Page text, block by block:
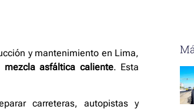
y mantenimiento en Lima,
mezcla asfáltica caliente. Esta
carreteras, autopistas y